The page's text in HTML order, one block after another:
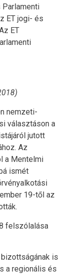
Parlamenti
ET jogi- és
ET
nemzeti-
választáson a
jutott
Az
a Mentelmi
ismét
19-től az
felszólalása
is
a regionális és